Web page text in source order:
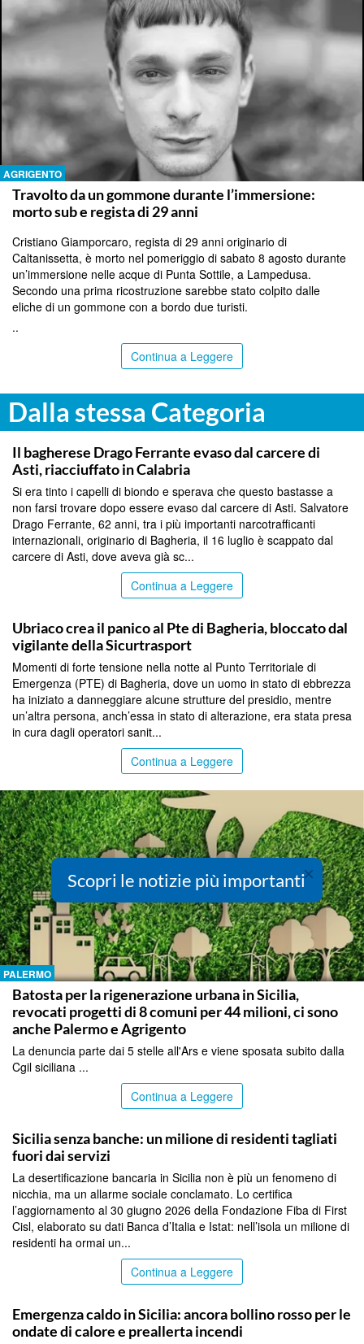
AGRIGENTO
Travolto da un gommone durante l’immersione:
morto sub e regista di 29 anni
Cristiano Giamporcaro, regista di 29 anni originario di
Caltanissetta, è morto nel pomeriggio di sabato 8 agosto durante
un’immersione nelle acque di Punta Sottile, a Lampedusa.
Secondo una prima ricostruzione sarebbe stato colpito dalle
eliche di un gommone con a bordo due turisti.
..
Continua a Leggere
Dalla stessa Categoria
PALERMO
Il bagherese Drago Ferrante evaso dal carcere di
Asti, riacciuffato in Calabria
Si era tinto i capelli di biondo e sperava che questo bastasse a
non farsi trovare dopo essere evaso dal carcere di Asti. Salvatore
Drago Ferrante, 62 anni, tra i più importanti narcotrafficanti
internazionali, originario di Bagheria, il 16 luglio è scappato dal
carcere di Asti, dove aveva già sc...
Continua a Leggere
Ubriaco crea il panico al Pte di Bagheria, bloccato dal
vigilante della Sicurtrasport
Momenti di forte tensione nella notte al Punto Territoriale di
Emergenza (PTE) di Bagheria, dove un uomo in stato di ebbrezza
ha iniziato a danneggiare alcune strutture del presidio, mentre
un’altra persona, anch’essa in stato di alterazione, era stata presa
in cura dagli operatori sanit...
Continua a Leggere
PALERMO
Batosta per la rigenerazione urbana in Sicilia,
revocati progetti di 8 comuni per 44 milioni, ci sono
anche Palermo e Agrigento
La denuncia parte dai 5 stelle all'Ars e viene sposata subito dalla
Cgil siciliana ...
Continua a Leggere
Sicilia senza banche: un milione di residenti tagliati
fuori dai servizi
La desertificazione bancaria in Sicilia non è più un fenomeno di
nicchia, ma un allarme sociale conclamato. Lo certifica
l’aggiornamento al 30 giugno 2026 della Fondazione Fiba di First
Cisl, elaborato su dati Banca d’Italia e Istat: nell’isola un milione di
residenti ha ormai un...
Continua a Leggere
Emergenza caldo in Sicilia: ancora bollino rosso per le
ondate di calore e preallerta incendi
×
Scopri le notizie più importanti